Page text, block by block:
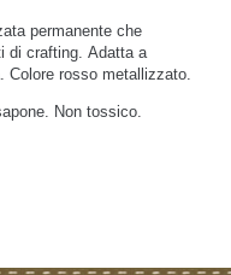
permanente che
di crafting. Adatta a
Colore rosso metallizzato.
Non tossico.